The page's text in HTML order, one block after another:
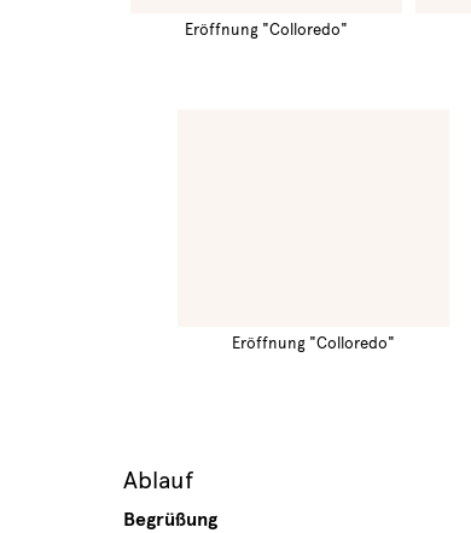
Eröffnung "Colloredo"
Eröffnung "Colloredo"
Ablauf
Begrüßung